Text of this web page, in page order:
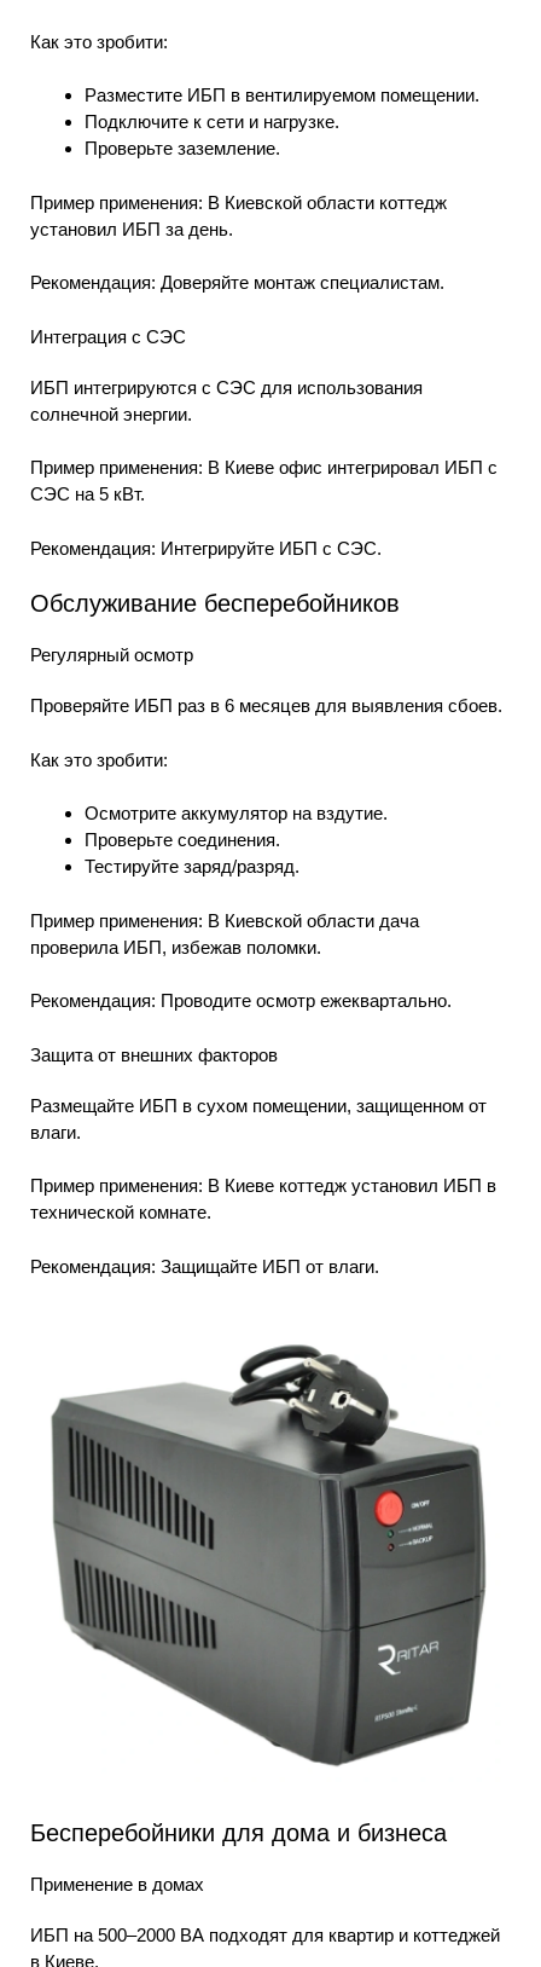
Как это зробити:
Разместите ИБП в вентилируемом помещении.
Подключите к сети и нагрузке.
Проверьте заземление.
Пример применения: В Киевской области коттедж
установил ИБП за день.
Рекомендация: Доверяйте монтаж специалистам.
Интеграция с СЭС
ИБП интегрируются с СЭС для использования
солнечной энергии.
Пример применения: В Киеве офис интегрировал ИБП с
СЭС на 5 кВт.
Рекомендация: Интегрируйте ИБП с СЭС.
Обслуживание бесперебойников
Регулярный осмотр
Проверяйте ИБП раз в 6 месяцев для выявления сбоев.
Как это зробити:
Осмотрите аккумулятор на вздутие.
Проверьте соединения.
Тестируйте заряд/разряд.
Пример применения: В Киевской области дача
проверила ИБП, избежав поломки.
Рекомендация: Проводите осмотр ежеквартально.
Защита от внешних факторов
Размещайте ИБП в сухом помещении, защищенном от
влаги.
Пример применения: В Киеве коттедж установил ИБП в
технической комнате.
Рекомендация: Защищайте ИБП от влаги.
Бесперебойники для дома и бизнеса
Применение в домах
ИБП на 500–2000 ВА подходят для квартир и коттеджей
в Киеве.